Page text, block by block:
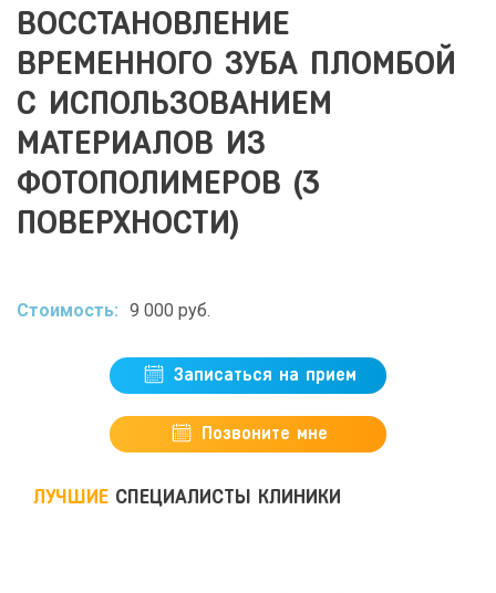
ВОССТАНОВЛЕНИЕ
ВРЕМЕННОГО ЗУБА ПЛОМБОЙ
С ИСПОЛЬЗОВАНИЕМ
МАТЕРИАЛОВ ИЗ
ФОТОПОЛИМЕРОВ (3
ПОВЕРХНОСТИ)
Стоимость: 9 000 руб.
Записаться на прием
Позвоните мне
ЛУЧШИЕ СПЕЦИАЛИСТЫ КЛИНИКИ